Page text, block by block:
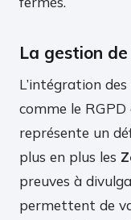
La gestion
L’intégration
comme le
représente un
plus en plus les
preuves à
permettent de